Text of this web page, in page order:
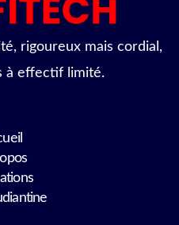
rigoureux mais cordial,
à effectif limité.